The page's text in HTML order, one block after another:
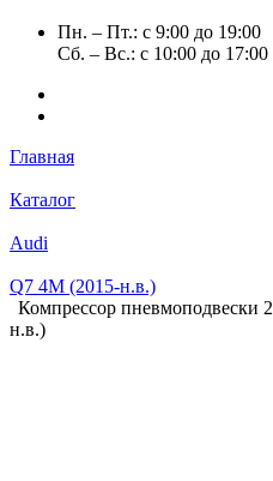
Пн. – Пт.: с 9:00 до 19:00
Сб. – Вс.: с 10:00 до 17:00
Главная
Каталог
Audi
Q7 4M (2015-н.в.)
Компрессор пневмоподвески
н.в.)